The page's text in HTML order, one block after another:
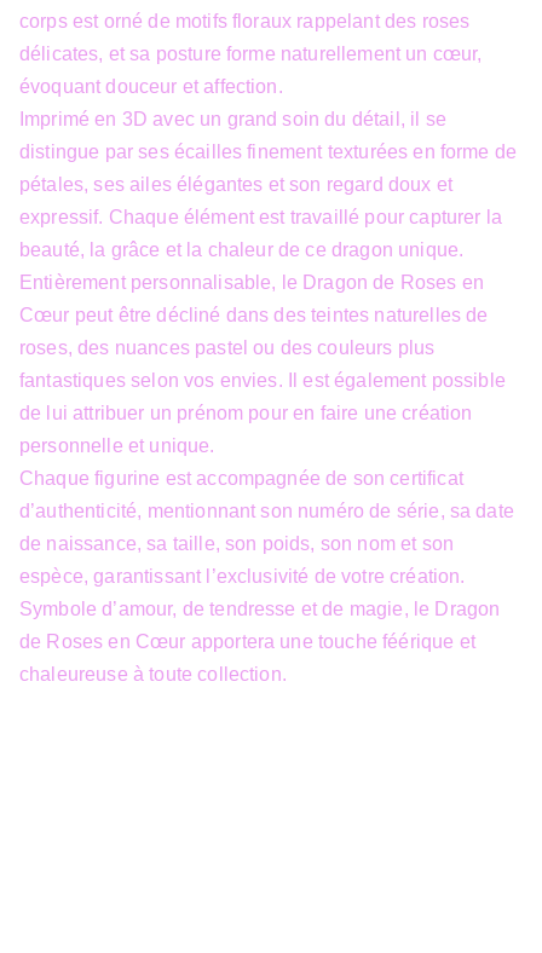
corps est orné de motifs floraux rappelant des roses
délicates, et sa posture forme naturellement un cœur,
évoquant douceur et affection.
Imprimé en 3D avec un grand soin du détail, il se
distingue par ses écailles finement texturées en forme de
pétales, ses ailes élégantes et son regard doux et
expressif. Chaque élément est travaillé pour capturer la
beauté, la grâce et la chaleur de ce dragon unique.
Entièrement personnalisable, le Dragon de Roses en
Cœur peut être décliné dans des teintes naturelles de
roses, des nuances pastel ou des couleurs plus
fantastiques selon vos envies. Il est également possible
de lui attribuer un prénom pour en faire une création
personnelle et unique.
Chaque figurine est accompagnée de son certificat
d’authenticité, mentionnant son numéro de série, sa date
de naissance, sa taille, son poids, son nom et son
espèce, garantissant l’exclusivité de votre création.
Symbole d’amour, de tendresse et de magie, le Dragon
de Roses en Cœur apportera une touche féérique et
chaleureuse à toute collection.